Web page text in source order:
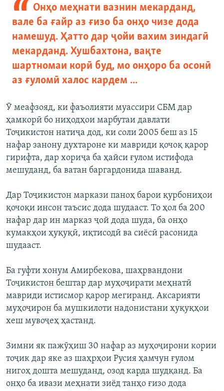
Онҳо меҳнати вазнин мекарданд,
вале ба ғайр аз ғизо ба онҳо чизе дода
намешуд. Ҳатто дар ҷойи вахим зиндагӣ
мекарданд. Хушбахтона, вақте
шартномаи корӣ буд, мо онҳоро ба осонӣ
аз ғуломӣ халос кардем ...
Ӯ меафзояд, ки фаъолияти муассири СБМ дар
ҳамкорӣ бо ниҳодҳои марбутаи давлати
Тоҷикистон натиҷа дод, ки соли 2005 беш аз 15
нафар занону духтароне ки мавриди қочоқ қарор
гирифта, дар хориҷа ба ҳайси ғулом истифода
мешуданд, ба ватан баргардонида шаванд.
Дар Тоҷикистон маркази паноҳ барои қурбониҳои
қочоқи инсон таъсис дода шудааст. То ҳол ба 200
нафар дар ин марказ ҷой дода шуда, ба онҳо
кумакҳои ҳуқуқӣ, иқтисодӣ ва сиёсӣ расонида
шудааст.
Ба гуфти хонум Амирбекова, шаҳрвандони
Тоҷикистон бештар дар муҳоҷирати меҳнатӣ
мавриди истисмор қарор мегиранд. Аксарияти
муҳоҷирон ба мушкилоти надонистани ҳуқуқҳои
хеш мувоҷеҳ ҳастанд.
Зимни як пажӯҳиш 30 нафар аз муҳоҷирони кории
тоҷик дар яке аз шаҳрҳои Русия ҳамчун ғулом
нигоҳ дошта мешуданд, озод карда шудқанд. Ба
онҳо ба ивази меҳнати зиёд танҳо ғизо дода